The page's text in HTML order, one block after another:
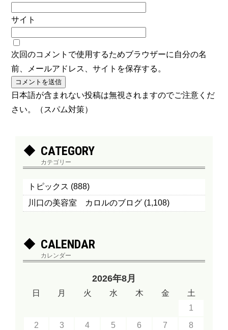
サイト
次回のコメントで使用するためブラウザーに自分の名
前、メールアドレス、サイトを保存する。
日本語が含まれない投稿は無視されますのでご注意くだ
さい。（スパム対策）
CATEGORY
カテゴリー
トピックス (888)
川口の美容室 カロルのブログ (1,108)
CALENDAR
カレンダー
2026年8月
日 月 火 水 木 金
土
1
2
3 4 5 6 7
8